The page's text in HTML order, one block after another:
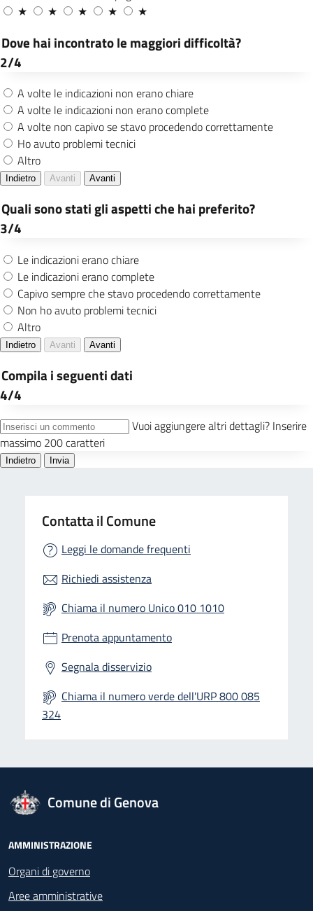
Contatta il Comune
Leggi le domande frequenti
Richiedi assistenza
Chiama il numero Unico 010 1010
Prenota appuntamento
Segnala disservizio
Chiama il numero verde dell'URP 800 085
324
logo Unione Europea
Comune di Genova
Footer - Navigazione
AMMINISTRAZIONE
Organi di governo
Aree amministrative